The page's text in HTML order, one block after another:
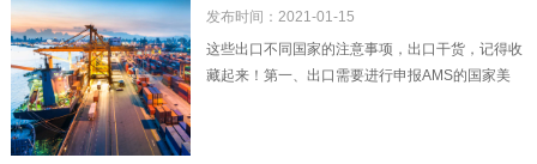
发布时间：2021-01-15
这些出口不同国家的注意事项，出口干货，记得收
藏起来！第一、出口需要进行申报AMS的国家美